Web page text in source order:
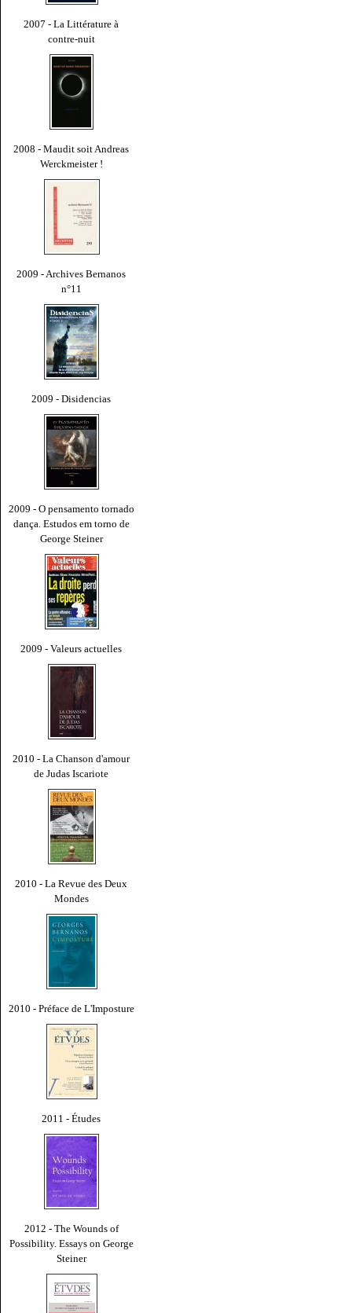
2007 - La Littérature à
contre-nuit
2008 - Maudit soit Andreas
Werckmeister !
2009 - Archives Bernanos
n°11
2009 - Disidencias
2009 - O pensamento tornado
dança. Estudos em torno de
George Steiner
2009 - Valeurs actuelles
2010 - La Chanson d'amour
de Judas Iscariote
2010 - La Revue des Deux
Mondes
2010 - Préface de L'Imposture
2011 - Études
2012 - The Wounds of
Possibility. Essays on George
Steiner